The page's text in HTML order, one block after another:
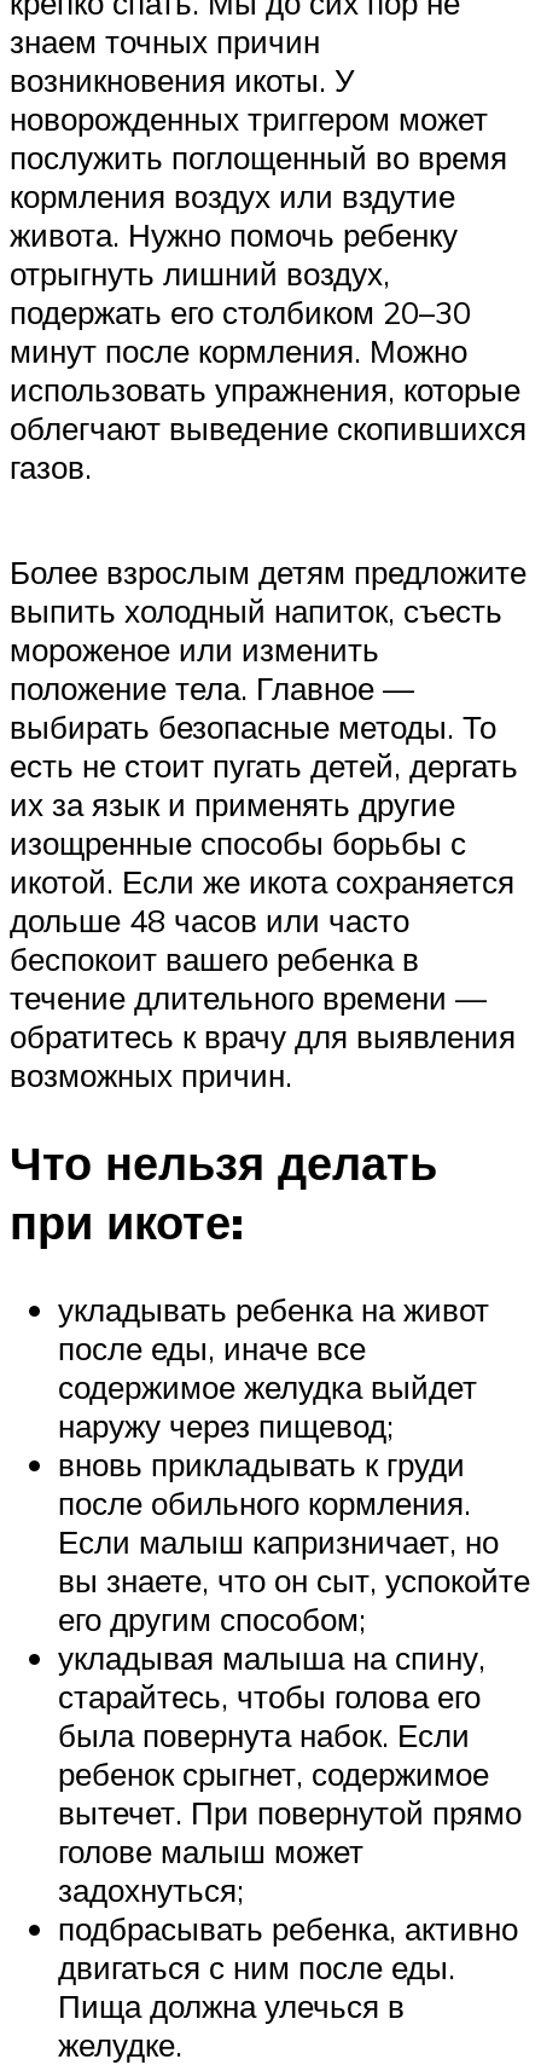
знаем точных причин
возникновения икоты. У
новорожденных триггером может
послужить поглощенный во время
кормления воздух или вздутие
живота. Нужно помочь ребенку
отрыгнуть лишний воздух,
подержать его столбиком 20–30
минут после кормления. Можно
использовать упражнения, которые
облегчают выведение скопившихся
газов.
Более взрослым детям предложите
выпить холодный напиток, съесть
мороженое или изменить
положение тела. Главное —
выбирать безопасные методы. То
есть не стоит пугать детей, дергать
их за язык и применять другие
изощренные способы борьбы с
икотой. Если же икота сохраняется
дольше 48 часов или часто
беспокоит вашего ребенка в
течение длительного времени —
обратитесь к врачу для выявления
возможных причин.
Что нельзя делать
при икоте:
укладывать ребенка на живот
после еды, иначе все
содержимое желудка выйдет
наружу через пищевод;
вновь прикладывать к груди
после обильного кормления.
Если малыш капризничает, но
вы знаете, что он сыт, успокойте
его другим способом;
укладывая малыша на спину,
старайтесь, чтобы голова его
была повернута набок. Если
ребенок срыгнет, содержимое
вытечет. При повернутой прямо
голове малыш может
задохнуться;
подбрасывать ребенка, активно
двигаться с ним после еды.
Пища должна улечься в
желудке.